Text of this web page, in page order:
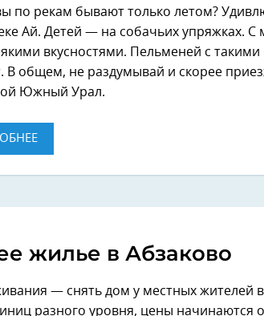
по рекам бывают только летом?
Ай. Детей — на собачьих упряжках.
вкусностями. Пельменей с такими
В общем, не раздумывай и скорее
Южный Урал.
жилье в Абзаково
— снять дом у местных жителей в
разного уровня, цены начинаются